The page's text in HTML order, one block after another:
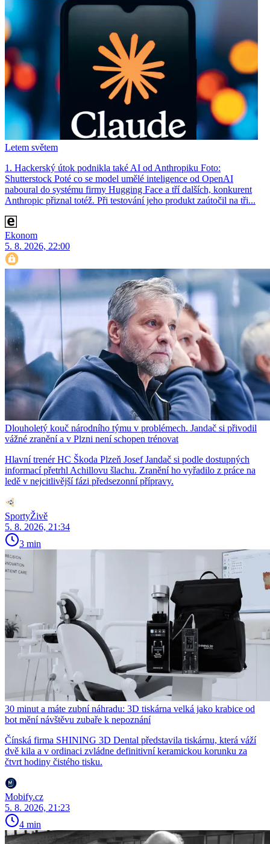
Letem světem
1. Hackerský útok podnikla také AI od Anthropiku Foto:
Shutterstock Poté co se model umělé inteligence od OpenAI
naboural do systému firmy Hugging Face a tří dalších, konkurent
Anthro­pic přiznal totéž. Při testování jeho produkt zaútočil na tři...
Ekonom
5. 8. 2026, 22:00
Dlouholetý kouč národního týmu v problémech. Jandač si přivodil
vážné zranění a v Plzni není schopen trénovat
Hlavní trenér HC Škoda Plzeň Josef Jandač si podle dostupných
informací přetrhl Achillovu šlachu. Zranění ho vyřadilo z práce na
ledě v nejcitlivější fázi předsezonní přípravy.
SportyŽivě
5. 8. 2026, 21:34
3 min
30 minut a máte zubní náhradu: 3D tiskárna velká jako krabice od
bot mění návštěvu zubaře k nepoznání
Čínská firma SHINING 3D Dental představila tiskárnu, která váží
dvě kila a v ordinaci zvládne definitivní keramickou korunku za
čtvrt hodiny čistého tisku.
Mobify.cz
5. 8. 2026, 21:23
4 min